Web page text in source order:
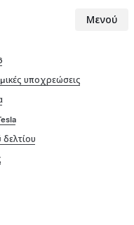
Μενού
υποχρεώσεις